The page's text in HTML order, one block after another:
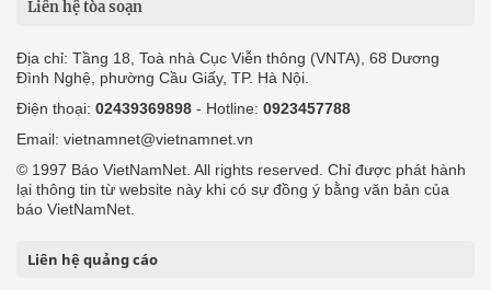
Liên hệ tòa soạn
Địa chỉ: Tầng 18, Toà nhà Cục Viễn thông (VNTA), 68 Dương
Đình Nghệ, phường Cầu Giấy, TP. Hà Nội.
Điện thoại: 02439369898 - Hotline: 0923457788
Email: vietnamnet@vietnamnet.vn
© 1997 Báo VietNamNet. All rights reserved. Chỉ được phát hành
lại thông tin từ website này khi có sự đồng ý bằng văn bản của
báo VietNamNet.
Liên hệ quảng cáo